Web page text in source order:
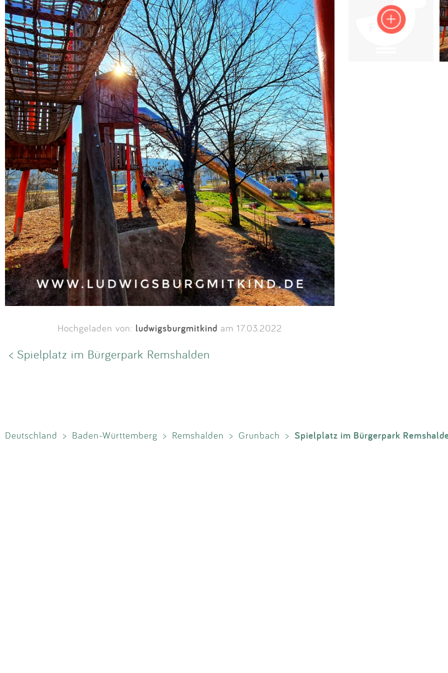
Anmelden
Hochgeladen von: ludwigsburgmitkind am 17.03.2022
< Spielplatz im Bürgerpark Remshalden
Deutschland > Baden-Württemberg > Remshalden > Grunbach > Spielplatz im Bürgerpark